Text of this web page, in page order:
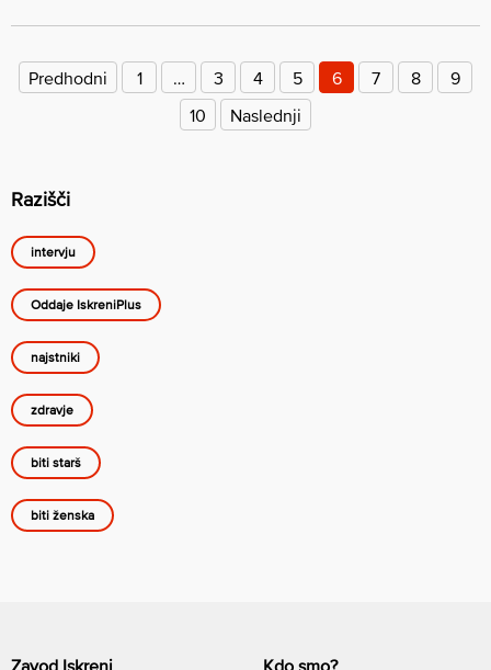
prispevkov
Predhodni 1 3 4 5 6 7 8
9
10
Naslednji
Razišči
intervju
Oddaje IskreniPlus
najstniki
zdravje
biti starš
biti ženska
Zavod Iskreni
Kdo smo?